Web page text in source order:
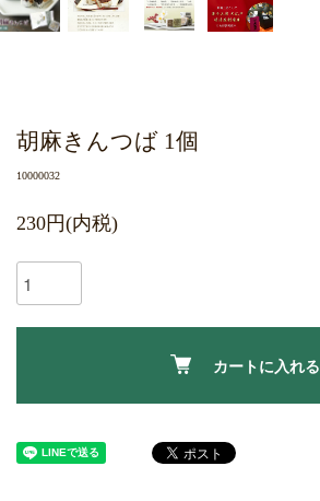
胡麻きんつば 1個
10000032
230円(内税)
カートに入れる